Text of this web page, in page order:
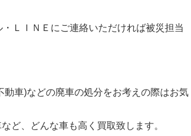
ＬＩＮＥにご連絡いただければ被災担当
車)などの廃車の処分をお考えの際はお気
ど、どんな車も高く買取致します。